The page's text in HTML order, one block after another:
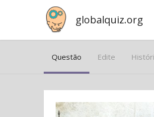
globalquiz.org
Questão Edite